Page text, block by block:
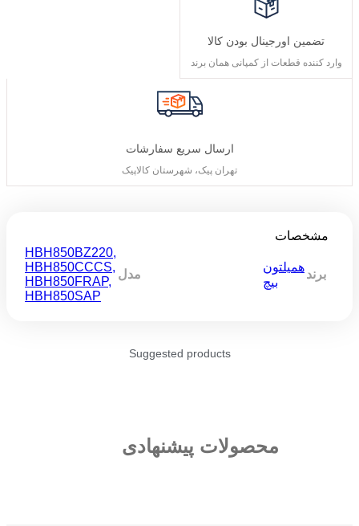
تضمین اورجینال بودن کالا
وارد کننده قطعات از کمپانی همان برند
ارسال سریع سفارشات
تهران پیک، شهرستان کالاپیک
مشخصات
برند
همیلتون
بیچ
مدل
HBH850BZ220,
HBH850CCCS,
HBH850FRAP,
HBH850SAP
Suggested products
محصولات پیشنهادی